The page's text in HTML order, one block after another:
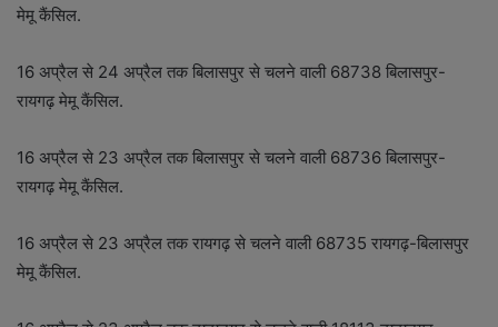
मेमू कैंसिल.
16 अप्रैल से 24 अप्रैल तक बिलासपुर से चलने वाली 68738 बिलासपुर-
रायगढ़ मेमू कैंसिल.
16 अप्रैल से 23 अप्रैल तक बिलासपुर से चलने वाली 68736 बिलासपुर-
रायगढ़ मेमू कैंसिल.
16 अप्रैल से 23 अप्रैल तक रायगढ़ से चलने वाली 68735 रायगढ़-बिलासपुर
मेमू कैंसिल.